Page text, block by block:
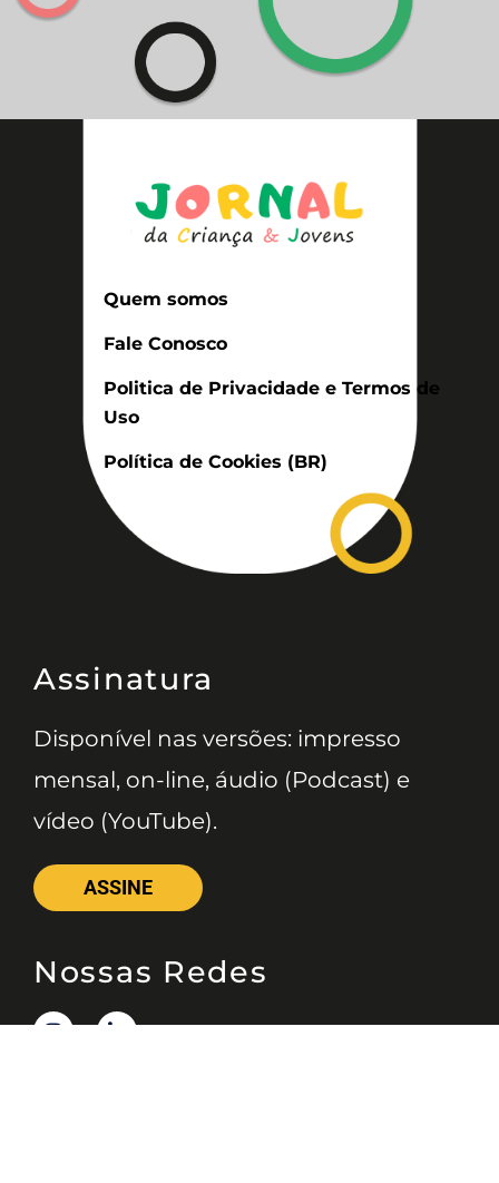
Quem somos
Fale Conosco
Politica de Privacidade e Termos de
Uso
Política de Cookies (BR)
Assinatura
Disponível nas versões: impresso
mensal, on-line, áudio (Podcast) e
vídeo (YouTube).
ASSINE
Nossas Redes